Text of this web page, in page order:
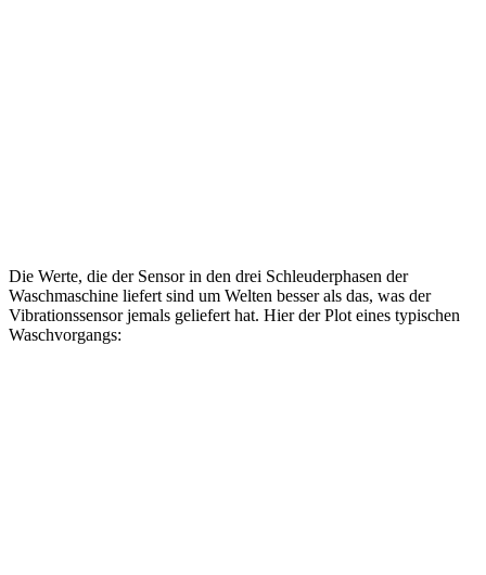
Die Werte, die der Sensor in den drei Schleuderphasen der
Waschmaschine liefert sind um Welten besser als das, was der
Vibrationssensor jemals geliefert hat. Hier der Plot eines typischen
Waschvorgangs: